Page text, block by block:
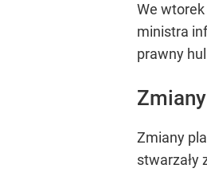
We
ministra
prawny
Zmiany
stwarzały